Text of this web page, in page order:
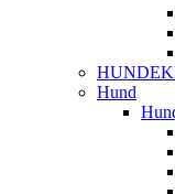
Hund